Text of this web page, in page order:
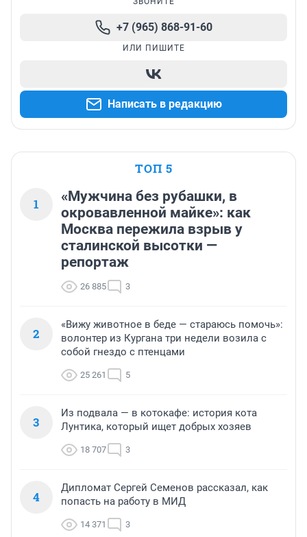
+7 (965) 868-91-60
ИЛИ ПИШИТЕ
Написать в редакцию
ТОП 5
1
«Мужчина без рубашки, в
окровавленной майке»: как
Москва пережила взрыв у
сталинской высотки —
репортаж
26 885 3
2
«Вижу животное в беде — стараюсь помочь»:
волонтер из Кургана три недели возила с
собой гнездо с птенцами
25 261 5
3
Из подвала — в котокафе: история кота
Лунтика, который ищет добрых хозяев
18 707 3
4
Дипломат Сергей Семенов рассказал, как
попасть на работу в МИД
14 371 3